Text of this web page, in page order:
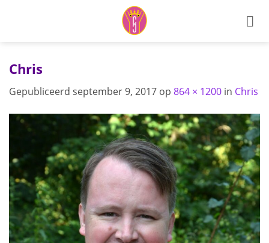
Chris
Gepubliceerd september 9, 2017 op 864 × 1200 in Chris